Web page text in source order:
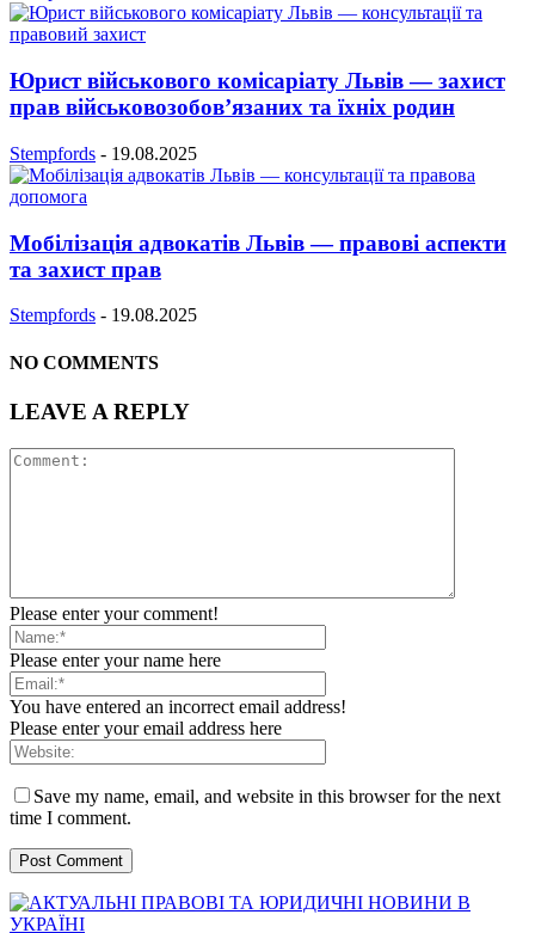
Юрист військового комісаріату Львів — захист
прав військовозобов’язаних та їхніх родин
Stempfords - 19.08.2025
Мобілізація адвокатів Львів — правові аспекти
та захист прав
Stempfords - 19.08.2025
NO COMMENTS
LEAVE A REPLY
Please enter your comment!
Please enter your name here
You have entered an incorrect email address!
Please enter your email address here
Save my name, email, and website in this browser for the next
time I comment.